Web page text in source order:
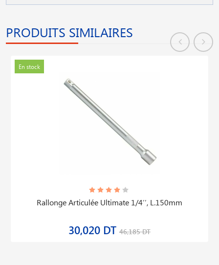
PRODUITS SIMILAIRES
En stock
Rallonge Articulée Ultimate 1/4′′, L.150mm
30,020 DT 46,185 DT